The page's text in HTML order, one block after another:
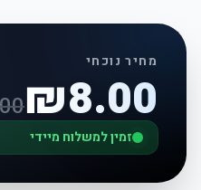
מחיר נוכחי
₪8.00
זמין למשלוח מיידי